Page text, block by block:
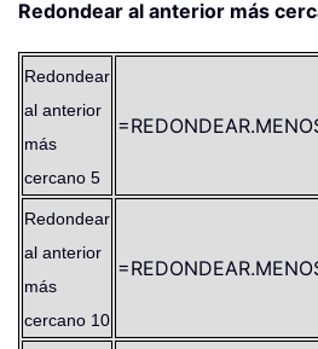
Redondear al anterior más
Redondear
al anterior
más
cercano 5
Redondear
al anterior
más
cercano 10